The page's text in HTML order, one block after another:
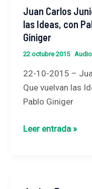
Juan Carlos
las Ideas, con
Giniger
22 octubre 2015
22-10-2015 –
Que vuelvan las
Pablo Giniger
Juan
Carlos
Junio
en
las
Leer entrada »